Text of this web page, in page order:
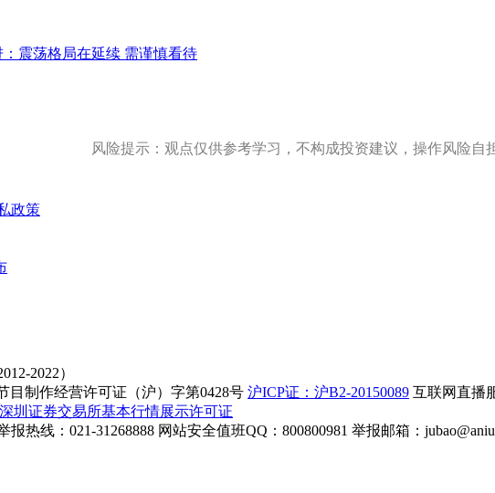
：震荡格局在延续 需谨慎看待
风险提示：观点仅供参考学习，不构成投资建议，操作风险自
政策
2022）
目制作经营许可证（沪）字第0428号 沪ICP证：沪B2-20150089 互联网直播
深圳证券交易所基本行情展示许可证
报热线：021-31268888 网站安全值班QQ：800800981 举报邮箱：